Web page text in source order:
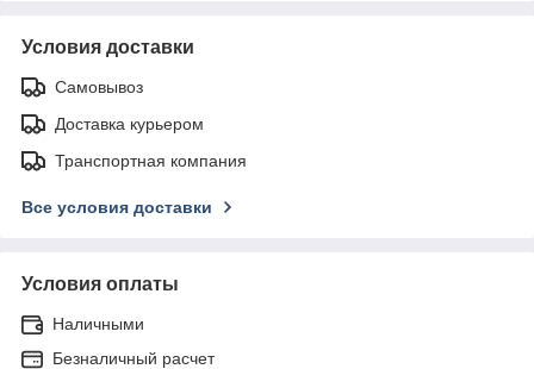
Условия доставки
Самовывоз
Доставка курьером
Транспортная компания
Все условия доставки
Условия оплаты
Наличными
Безналичный расчет